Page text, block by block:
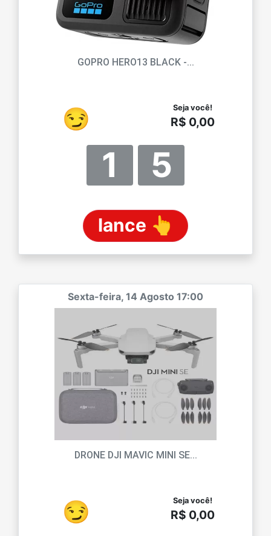
GOPRO HERO13 BLACK -...
😏 Seja você!
R$ 0,00
1 5
lance 👆
Sexta-feira, 14 Agosto 17:00
DRONE DJI MAVIC MINI SE...
😏 Seja você!
R$ 0,00